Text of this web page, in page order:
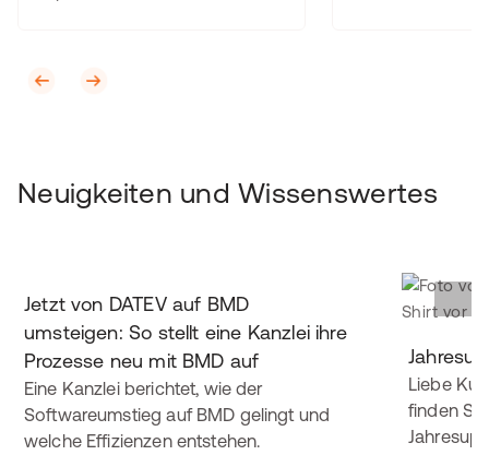
Neuigkeiten und Wissenswertes
Jetzt von DATEV auf BMD
umsteigen: So stellt eine Kanzlei ihre
Prozesse neu mit BMD auf
Eine Kanzlei berichtet, wie der
Softwareumstieg auf BMD gelingt und
welche Effizienzen entstehen.
Liebe
finden